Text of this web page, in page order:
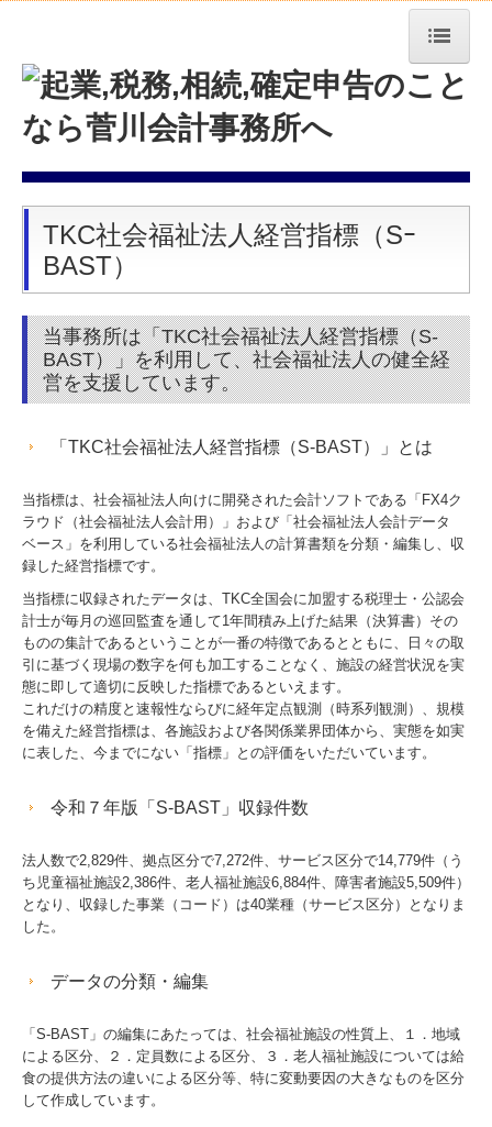
トップページ
事務所紹介
経営理念
業務案内
交通案内
セミナー案内
TKCシステムQ&A
経営革新等支援機関とは
経営改善オンデマンド講座
経営者お役立ち情報
リンク集
お問合せ
病院・診療所の皆様へ
社会福祉法人の皆様へ
補助金・助成金・融資情報
戦略財務情報システム
継続MASシステム
戦略販売・購買情報システム
TKC社会福祉法人経営指標（Sｰ
BAST）
当事務所は「TKC社会福祉法人経営指標（S-
BAST）」を利用して、社会福祉法人の健全経
営を支援しています。
「TKC社会福祉法人経営指標（S-BAST）」とは
当指標は、社会福祉法人向けに開発された会計ソフトである「FX4ク
ラウド（社会福祉法人会計用）」および「社会福祉法人会計データ
ベース」を利用している社会福祉法人の計算書類を分類・編集し、収
録した経営指標です。
当指標に収録されたデータは、TKC全国会に加盟する税理士・公認会
計士が毎月の巡回監査を通して1年間積み上げた結果（決算書）その
ものの集計であるということが一番の特徴であるとともに、日々の取
引に基づく現場の数字を何も加工することなく、施設の経営状況を実
態に即して適切に反映した指標であるといえます。
これだけの精度と速報性ならびに経年定点観測（時系列観測）、規模
を備えた経営指標は、各施設および各関係業界団体から、実態を如実
に表した、今までにない「指標」との評価をいただいています。
令和７年版「S-BAST」収録件数
法人数で2,829件、拠点区分で7,272件、サービス区分で14,779件（う
ち児童福祉施設2,386件、老人福祉施設6,884件、障害者施設5,509件）
となり、収録した事業（コード）は40業種（サービス区分）となりま
した。
データの分類・編集
「S-BAST」の編集にあたっては、社会福祉施設の性質上、１．地域
による区分、２．定員数による区分、３．老人福祉施設については給
食の提供方法の違いによる区分等、特に変動要因の大きなものを区分
して作成しています。